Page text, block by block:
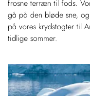
frosne terræn til fods.
gå på den bløde sne,
på vores krydstogter til
tidlige sommer.